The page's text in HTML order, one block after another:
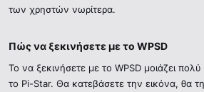
των χρηστών νωρίτερα.
Πώς να ξεκινήσετε με το WPSD​
Το να ξεκινήσετε με το WPSD μοιάζει
το Pi-Star. Θα κατεβάσετε την εικόνα, θα